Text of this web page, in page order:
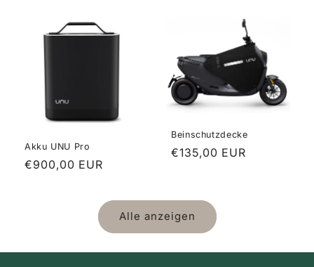
Akku UNU Pro
Normaler
€900,00 EUR
Beinschutzdecke
Normaler
€135,00 EUR
Alle anzeigen